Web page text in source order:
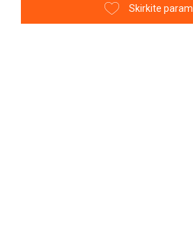
Skirkite